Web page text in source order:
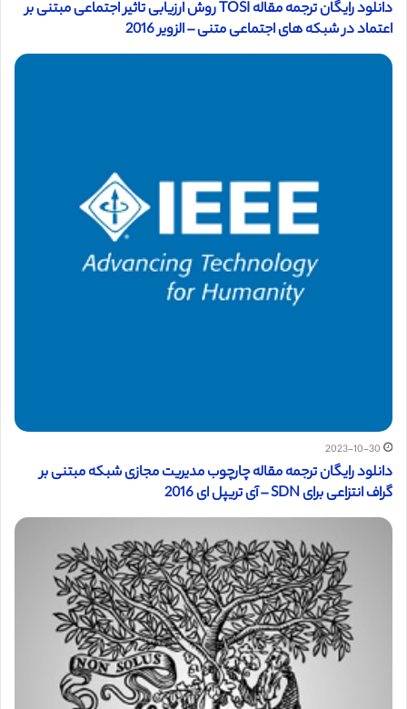
دانلود رایگان ترجمه مقاله TOSI روش ارزیابی تاثیر اجتماعی مبتنی بر
اعتماد در شبکه های اجتماعی متنی – الزویر 2016
2023-10-30
دانلود رایگان ترجمه مقاله چارچوب مدیریت مجازی شبکه مبتنی بر
گراف انتزاعی برای SDN – آی تریپل ای 2016